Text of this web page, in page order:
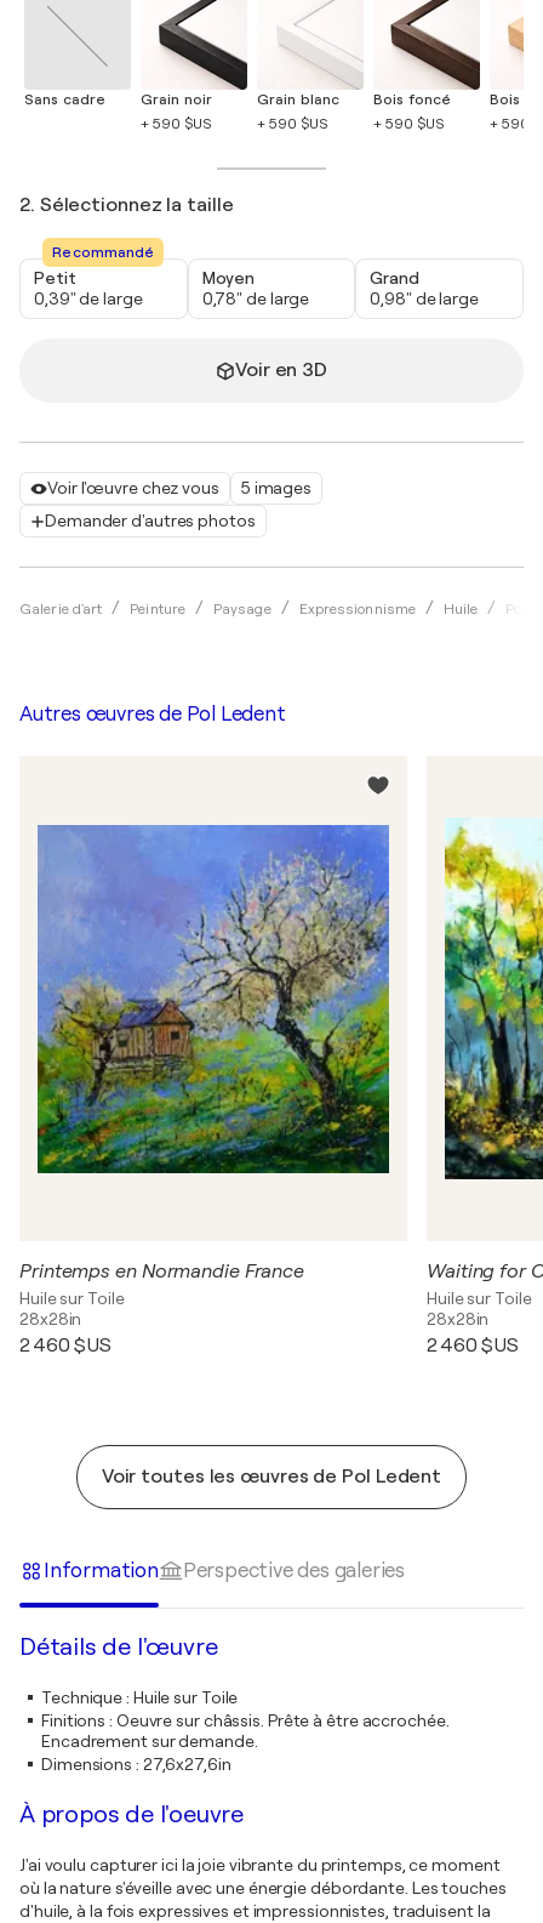
Voir l'œuvre chez vous
5 images
Demander d'autres photos
Galerie d'art Peinture Paysage Expressionnisme Huile Pol
Sans cadre
Grain noir
+ 590 $US
Grain blanc
+ 590 $US
Bois foncé
+ 590 $US
Bois
+ 590
2. Sélectionnez la taille
Recommandé
Petit
0,39" de large
Moyen
0,78" de large
Grand
0,98" de large
Voir en 3D
Autres œuvres de Pol Ledent
Printemps en Normandie France
Huile sur Toile
28x28in
2 460 $US
Waiting for
Huile sur Toile
28x28in
2 460 $US
Voir toutes les œuvres de Pol Ledent
Information Perspective des galeries
Détails de l'œuvre
Technique: Huile sur Toile
Finitions : Oeuvre sur châssis. Prête à être accrochée.
Encadrement sur demande.
Dimensions : 27,6x27,6in
À propos de l'oeuvre
J'ai voulu capturer ici la joie vibrante du printemps, ce moment
où la nature s'éveille avec une énergie débordante. Les touches
d'huile, à la fois expressives et impressionnistes, traduisent la